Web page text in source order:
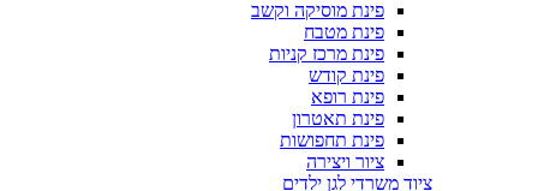
פינת מוסיקה וקשב
פינת מטבח
פינת מרכז קניות
פינת קודש
פינת רופא
פינת תאטרון
פינת תחפושות
ציור ויצירה
ציוד משרדי לגן ילדים